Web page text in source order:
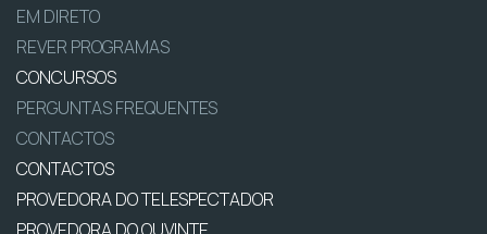
EM DIRETO
REVER PROGRAMAS
CONCURSOS
PERGUNTAS FREQUENTES
CONTACTOS
CONTACTOS
PROVEDORA DO TELESPECTADOR